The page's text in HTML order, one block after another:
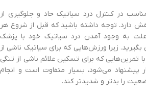
در کنترل درد سیاتیک حاد و جلوگیری از
دارد. توجه داشته باشید که قبل از شروع هر
علت به وجود آمدن درد سیاتیک خود با پزشک
زیرا ورزش‌هایی که برای سیاتیک ناشی از
که برای تسکین علائم ناشی از تنگی
پیشنهاد می‌شود، بسیار متفاوت است و انجام
را بدتر و شدیدتر کند.